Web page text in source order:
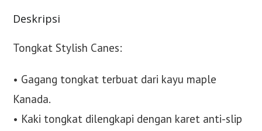
Deskripsi
Tongkat Stylish Canes:
• Gagang tongkat terbuat dari kayu maple
Kanada.
• Kaki tongkat dilengkapi dengan karet anti-slip